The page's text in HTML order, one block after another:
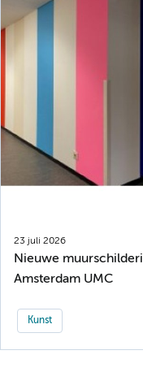
23 juli 2026
Nieuwe
Amsterdam UMC
Kunst